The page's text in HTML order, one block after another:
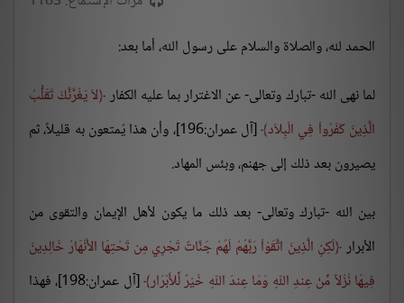
الحمد لله، والصلاة والسلام على رسول الله، أما بعد:
لما نهى الله -تبارك وتعالى- عن الاغترار بما عليه الكفار لاَ يَغُرَّنَّكَ تَقَلُّبُ
الَّذِينَ كَفَرُواْ فِي الْبِلاَد
[آل عمران:196]، وأن هذا يُمتعون به قليلاً، ثم
يصيرون بعد ذلك إلى جهنم، وبئس المهاد.
بين الله -تبارك وتعالى- بعد ذلك ما يكون لأهل الإيمان والتقوى من
الأبرار لَكِنِ الَّذِينَ اتَّقَوْاْ رَبَّهُمْ لَهُمْ جَنَّاتٌ تَجْرِي مِن تَحْتِهَا الأَنْهَارُ خَالِدِينَ
فِيهَا نُزُلاً مِّنْ عِندِ اللّهِ وَمَا عِندَ اللّهِ خَيْرٌ لِّلأَبْرَار
[آل عمران:198]، فهذا